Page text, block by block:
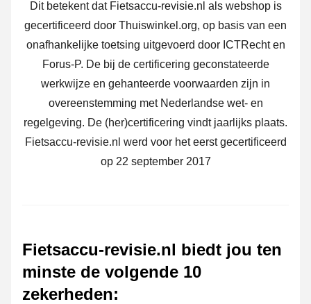
Dit betekent dat Fietsaccu-revisie.nl als webshop is
gecertificeerd door Thuiswinkel.org, op basis van een
onafhankelijke toetsing uitgevoerd door ICTRecht en
Forus-P. De bij de certificering geconstateerde
werkwijze en gehanteerde voorwaarden zijn in
overeenstemming met Nederlandse wet- en
regelgeving. De (her)certificering vindt jaarlijks plaats.
Fietsaccu-revisie.nl werd voor het eerst gecertificeerd
op 22 september 2017
Fietsaccu-revisie.nl biedt jou ten
minste de volgende 10
zekerheden: